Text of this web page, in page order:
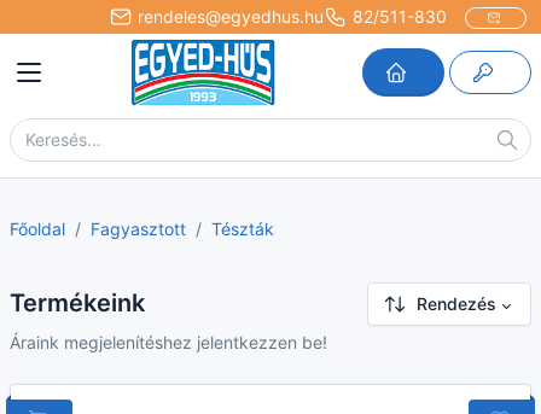
rendeles@egyedhus.hu 82/511-830
Főoldal Fagyasztott Tészták
Termékeink
Rendezés
Áraink megjelenítéshez jelentkezzen be!